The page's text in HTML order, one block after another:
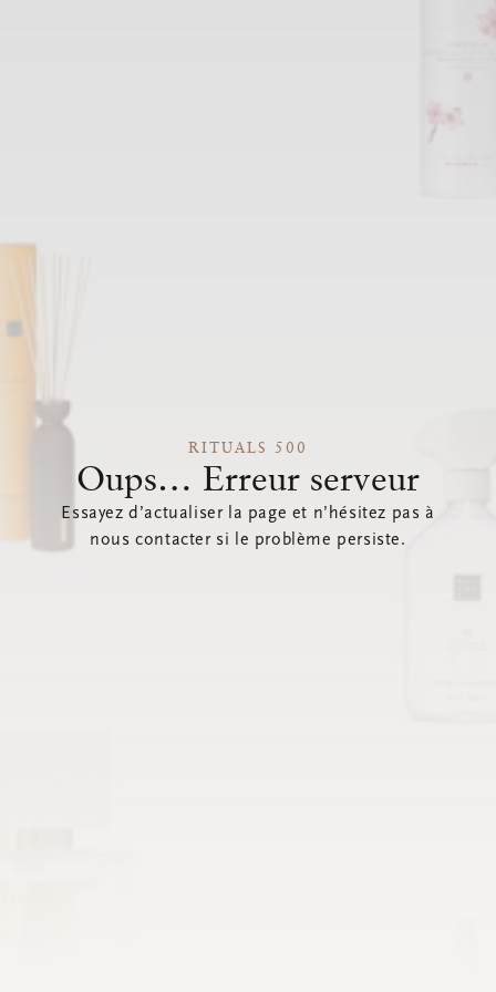
RITUALS 500
Oups… Erreur serveur
Essayez d’actualiser la page et n’hésitez pas à
nous contacter si le problème persiste.